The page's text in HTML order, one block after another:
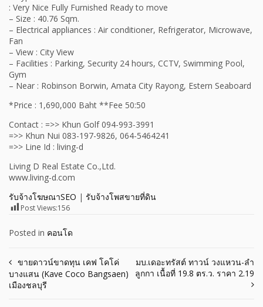
: Very Nice Fully Furnished Ready to move
– Size : 40.76 Sqm.
– Electrical appliances : Air conditioner, Refrigerator, Microwave,
Fan
– View : City View
– Facilities : Parking, Security 24 hours, CCTV, Swimming Pool,
Gym
– Near : Robinson Borwin, Amata City Rayong, Estern Seaboard
*Price : 1,690,000 Baht **Fee 50:50
Contact : =>> Khun Golf 094-993-3991
=>> Khun Nui 083-197-9826, 064-5464241
=>> Line Id : living-d
Living D Real Estate Co.,Ltd.
www.living-d.com
รับจ้างโฆษณาSEO | รับจ้างโพสขายที่ดิน
Post Views:156
Posted in คอนโด
Post
navigation
ขายดาวน์ขาดทุน เคฟ โคโค่
บางแสน (Kave Coco Bangsaen)
เมืองชลบุรี
มบ.เดอะทรัสต์ ทาวน์ วงแหวน-ลํา
ลูกกา เนื้อที่ 19.8 ตร.ว. ราคา 2.19